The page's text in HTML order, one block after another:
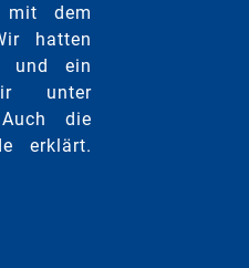
mit dem
hatten
und ein
unter
die
erklärt.